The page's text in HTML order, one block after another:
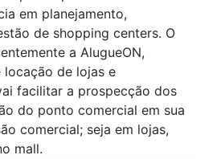
em planejamento,
de shopping centers. O
a AlugueON,
de lojas e
facilitar a prospecção dos
do ponto comercial em sua
comercial; seja em lojas,
mall.